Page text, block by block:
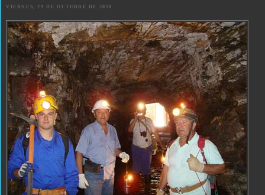
VIERNES, 29 DE OCTUBRE DE 2010